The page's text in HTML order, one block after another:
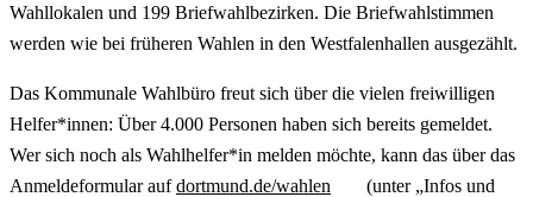
Wahllokalen und 199 Briefwahlbezirken. Die Briefwahlstimmen
werden wie bei früheren Wahlen in den Westfalenhallen ausgezählt.
Das Kommunale Wahlbüro freut sich über die vielen freiwilligen
Helfer*innen: Über 4.000 Personen haben sich bereits gemeldet.
Wer sich noch als Wahlhelfer*in melden möchte, kann das über das
Anmeldeformular aufdortmund.de/wahlen
(unter „Infos und